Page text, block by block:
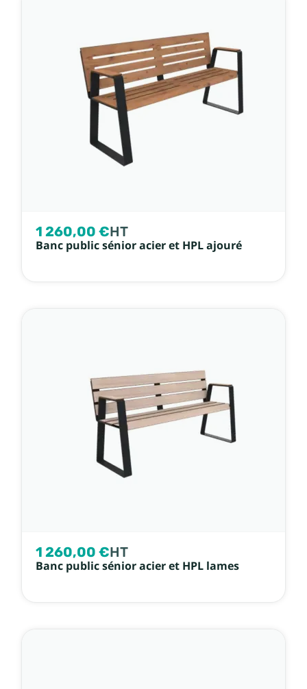
1 260,00 €HT
Banc public sénior acier et HPL ajouré
1 260,00 €HT
Banc public sénior acier et HPL lames